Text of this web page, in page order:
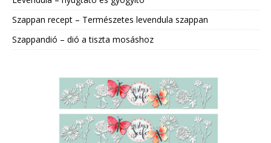
Szappan recept – Természetes levendula szappan
Szappandió – dió a tiszta mosáshoz